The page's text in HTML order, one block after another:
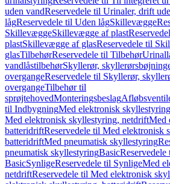
uden vandReservedele til Urinaler, drift
lågReservedele til Uden lågSkillevægge
SkillevæggeSkillevægge af plast
plastSkillevægge af glasReservedele til
glasTilbehørReservedele til Tilbehør
vandlåstilbehørSkyllerør,
overgangeReservedele til Skyllerør,
overgangeTilbehør til
sprøjtehovedMonteringsbeslag
til IndbygningMed elektronisk
Med elektronisk skyllestyring, netdriftMed
batteridriftReservedele til Med elektronisk
batteridriftMed pneumatisk skyllestyring
pneumatisk skyllestyringBasicReservedele
BasicSynligeReservedele til SynligeMed
netdriftReservedele til Med elektronisk